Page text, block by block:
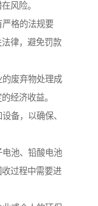
风险。
格的法规要
律，避免罚款
废弃物处理成
经济收益。
备，以确保、
池、铅酸电池
过程中需要进